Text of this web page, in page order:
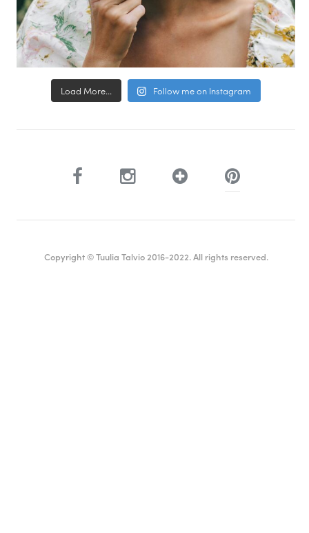
Load More... Follow me on Instagram
Copyright © Tuulia Talvio 2016-2022. All rights reserved.